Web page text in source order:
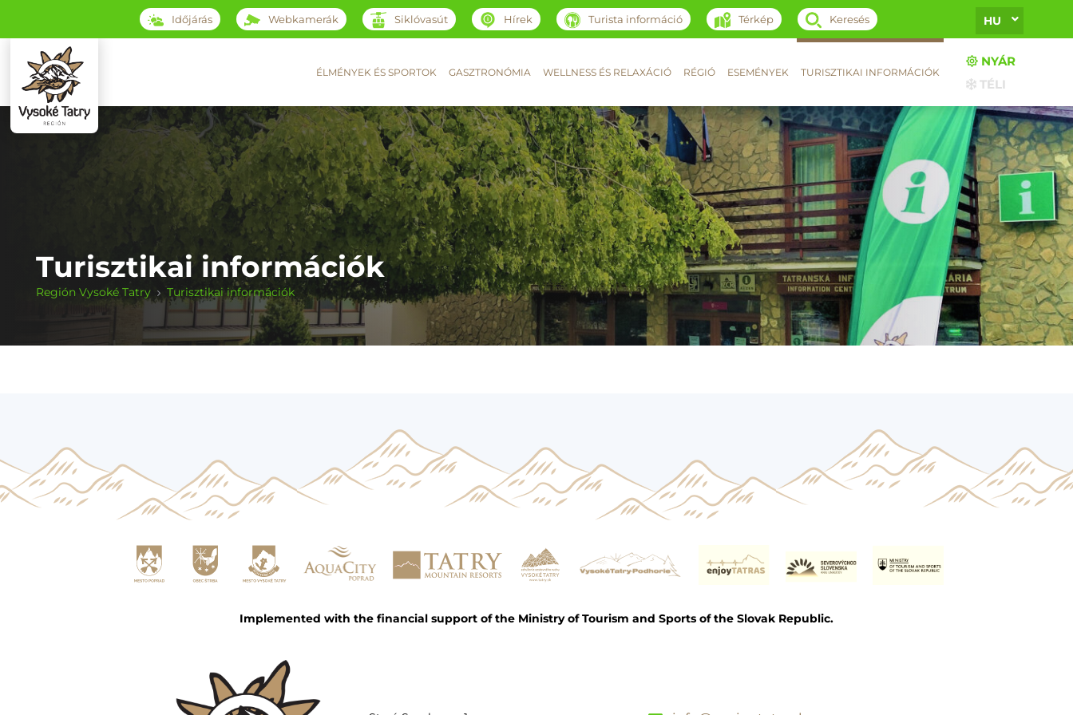
Időjárás Webkamerák Siklóvasút Hírek Turista információ Térkép Keresés HU
ÉLMÉNYEK ÉS SPORTOK GASZTRONÓMIA WELLNESS ÉS RELAXÁCIÓ RÉGIÓ ESEMÉNYEK TURISZTIKAI INFORMÁCIÓK
NYÁR
TÉLI
Turisztikai információk
Región Vysoké Tatry Turisztikai információk
Implemented with the financial support of the Ministry of Tourism and Sports of the Slovak Republic.